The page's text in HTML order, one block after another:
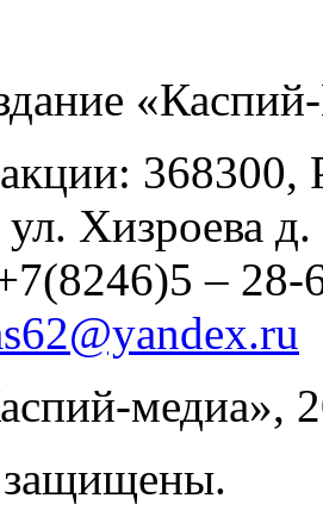
368300,
Хизроева
–
медиа»,
защищены.